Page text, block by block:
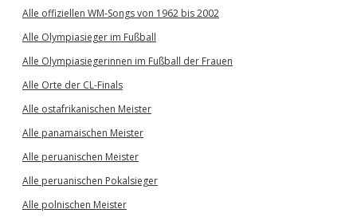
Alle offiziellen WM-Songs von 1962 bis 2002
Alle Olympiasieger im Fußball
Alle Olympiasiegerinnen im Fußball der Frauen
Alle Orte der CL-Finals
Alle ostafrikanischen Meister
Alle panamaischen Meister
Alle peruanischen Meister
Alle peruanischen Pokalsieger
Alle polnischen Meister